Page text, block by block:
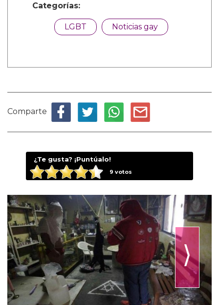
Categorías:
LGBT Noticias gay
Comparte
¿Te gusta? ¡Puntúalo!
9 votos
⟩